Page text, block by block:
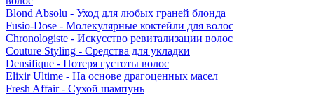
Blond Absolu - Уход для любых граней блонда
Fusio-Dose - Молекулярные коктейли для волос
Chronologiste - Искусство ревитализации волос
Couture Styling - Средства для укладки
Densifique - Потеря густоты волос
Elixir Ultime - На основе драгоценных масел
Fresh Affair - Сухой шампунь